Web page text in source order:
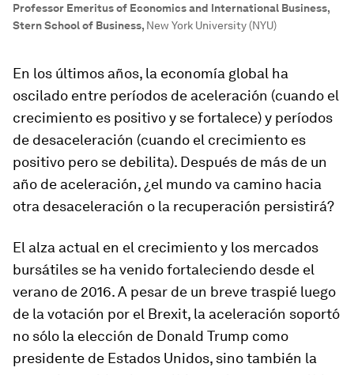
Professor Emeritus of Economics and International Business,
Stern School of Business, New York University (NYU)
En los últimos años, la economía global ha
oscilado entre períodos de aceleración (cuando el
crecimiento es positivo y se fortalece) y períodos
de desaceleración (cuando el crecimiento es
positivo pero se debilita). Después de más de un
año de aceleración, ¿el mundo va camino hacia
otra desaceleración o la recuperación persistirá?
El alza actual en el crecimiento y los mercados
bursátiles se ha venido fortaleciendo desde el
verano de 2016. A pesar de un breve traspié luego
de la votación por el Brexit, la aceleración soportó
no sólo la elección de Donald Trump como
presidente de Estados Unidos, sino también la